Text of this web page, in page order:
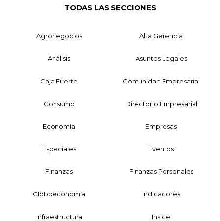
TODAS LAS SECCIONES
Agronegocios Alta Gerencia
Análisis Asuntos Legales
Caja Fuerte Comunidad Empresarial
Consumo Directorio Empresarial
Economía Empresas
Especiales Eventos
Finanzas Finanzas Personales
Globoeconomía Indicadores
Infraestructura Inside